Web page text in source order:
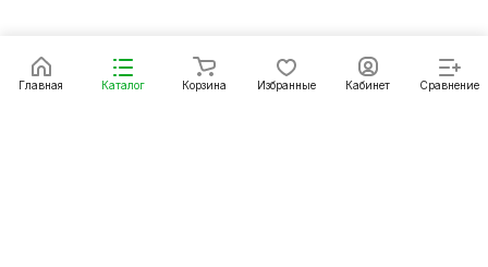
Главная Каталог Корзина Избранные Кабинет Сравнение